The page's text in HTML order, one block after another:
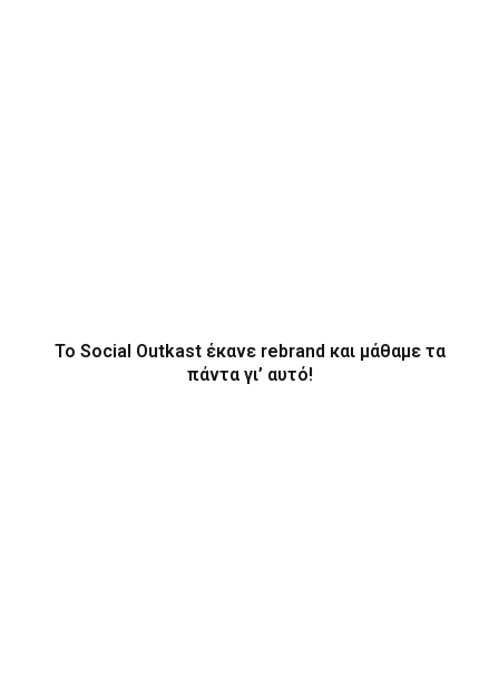
Το Social Outkast έκανε rebrand και μάθαμε τα
πάντα γι’ αυτό!